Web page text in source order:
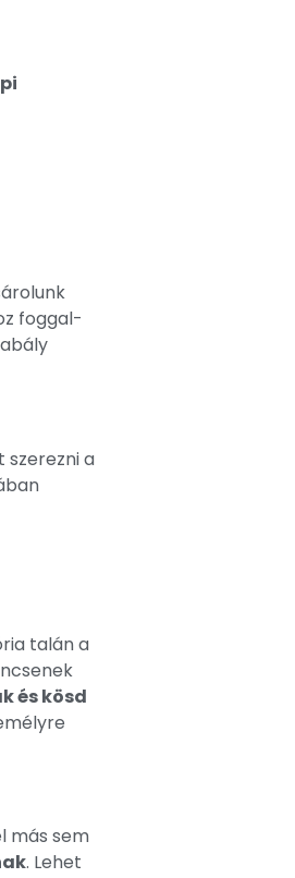
foggal-
szerezni a
talán a
és kösd
más sem
. Lehet